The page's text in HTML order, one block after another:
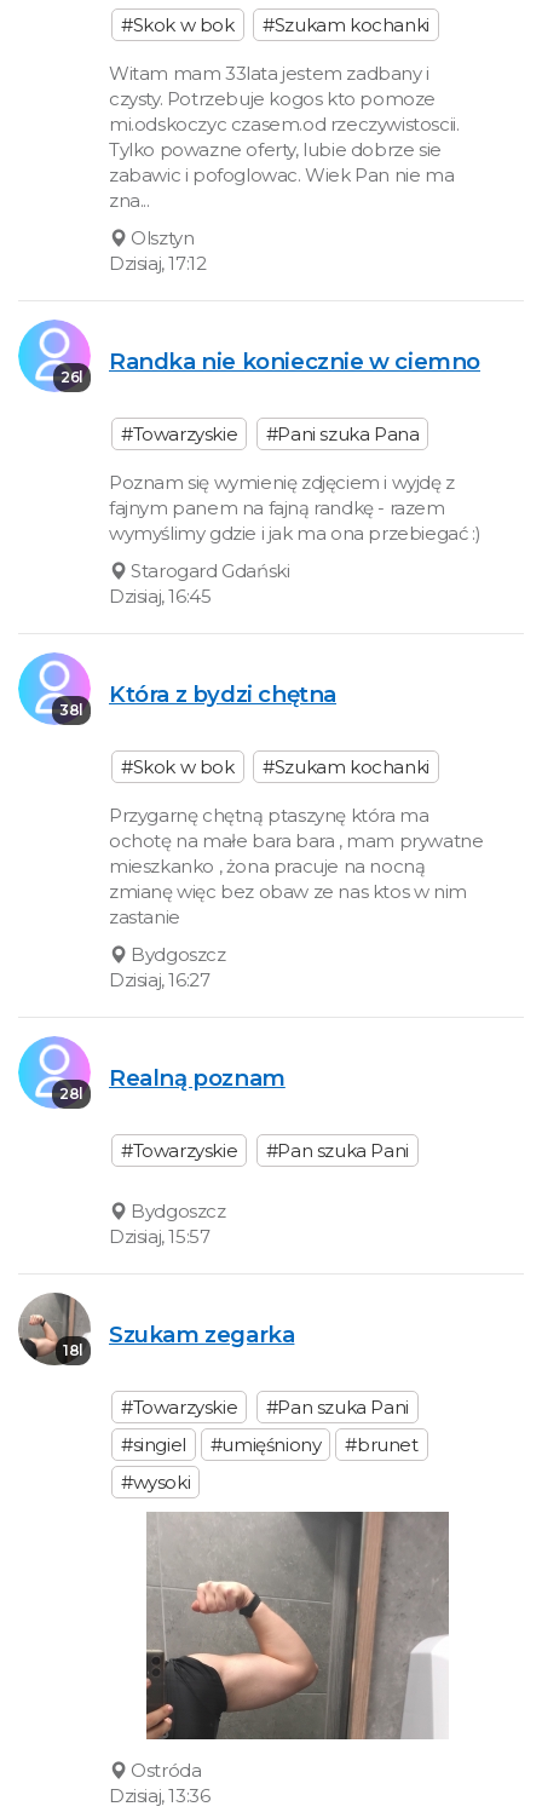
#Skok w bok #Szukam kochanki
Witam mam 33lata jestem zadbany i
czysty. Potrzebuje kogos kto pomoze
mi.odskoczyc czasem.od rzeczywistoscii.
Tylko powazne oferty, lubie dobrze sie
zabawic i pofoglowac. Wiek Pan nie ma
zna...
Olsztyn
Dzisiaj, 17:12
26l
Randka nie koniecznie w ciemno
#Towarzyskie #Pani szuka Pana
Poznam się wymienię zdjęciem i wyjdę z
fajnym panem na fajną randkę - razem
wymyślimy gdzie i jak ma ona przebiegać :)
Starogard Gdański
Dzisiaj, 16:45
38l
Która z bydzi chętna
#Skok w bok #Szukam kochanki
Przygarnę chętną ptaszynę która ma
ochotę na małe bara bara , mam prywatne
mieszkanko , żona pracuje na nocną
zmianę więc bez obaw ze nas ktos w nim
zastanie
Bydgoszcz
Dzisiaj, 16:27
28l
Realną poznam
#Towarzyskie #Pan szuka Pani
Bydgoszcz
Dzisiaj, 15:57
18l
Szukam zegarka
#Towarzyskie
#Pan szuka Pani
#singiel
#umięśniony
#brunet
#wysoki
Ostróda
Dzisiaj, 13:36